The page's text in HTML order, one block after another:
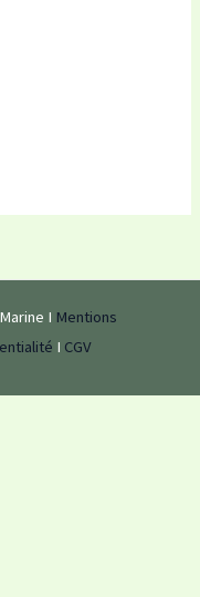
I Mentions
I CGV